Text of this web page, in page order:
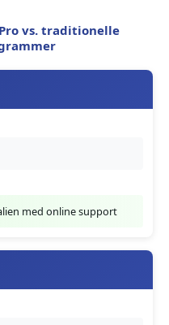
vs. traditionelle
med online support